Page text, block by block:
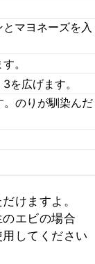
マヨネーズを入
。
を広げます。
。のりが馴染んだ
けますよ。
エビの場合
してください